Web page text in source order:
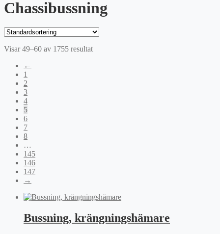
Chassibussning
Visar 49–60 av 1755 resultat
←
1
2
3
4
5
6
7
8
…
145
146
147
→
Bussning, krängningshämare